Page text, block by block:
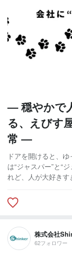
― 穏やかで
る、えびす
常 ―
ドアを開けると、
は“ジャスパー”と“
れど、人が大好き
株式会社
62フォロワー